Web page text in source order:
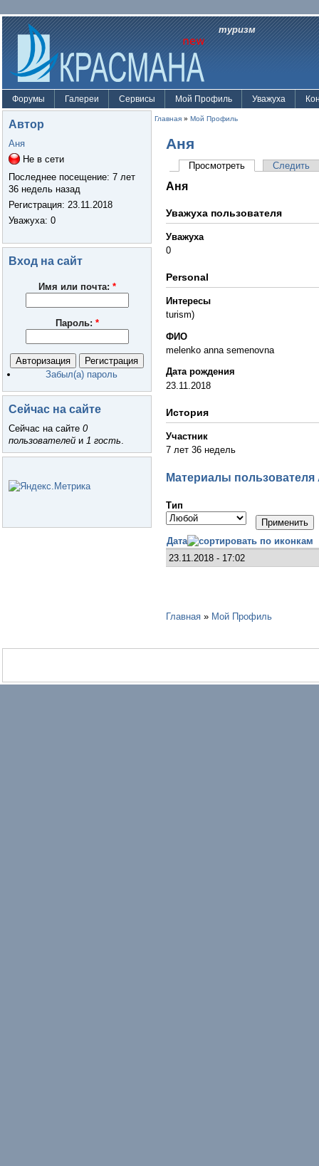
туризм
Форумы Галереи Сервисы Мой Профиль Уважуха
Автор
Аня
Не в сети
Последнее посещение: 7 лет
36 недель назад
Регистрация: 23.11.2018
Уважуха: 0
Вход на сайт
Имя или почта: *
Пароль: *
Забыл(а) пароль
Сейчас на сайте
Сейчас на сайте 0
пользователей и 1 гость.
Главная » Мой Профиль
Аня
Просмотреть Следить
Аня
Уважуха пользователя
Уважуха
0
Personal
Интересы
turism)
ФИО
melenko anna semenovna
Дата рождения
23.11.2018
История
Участник
7 лет 36 недель
Материалы пользователя
Тип
Дата
23.11.2018 - 17:02
Главная » Мой Профиль